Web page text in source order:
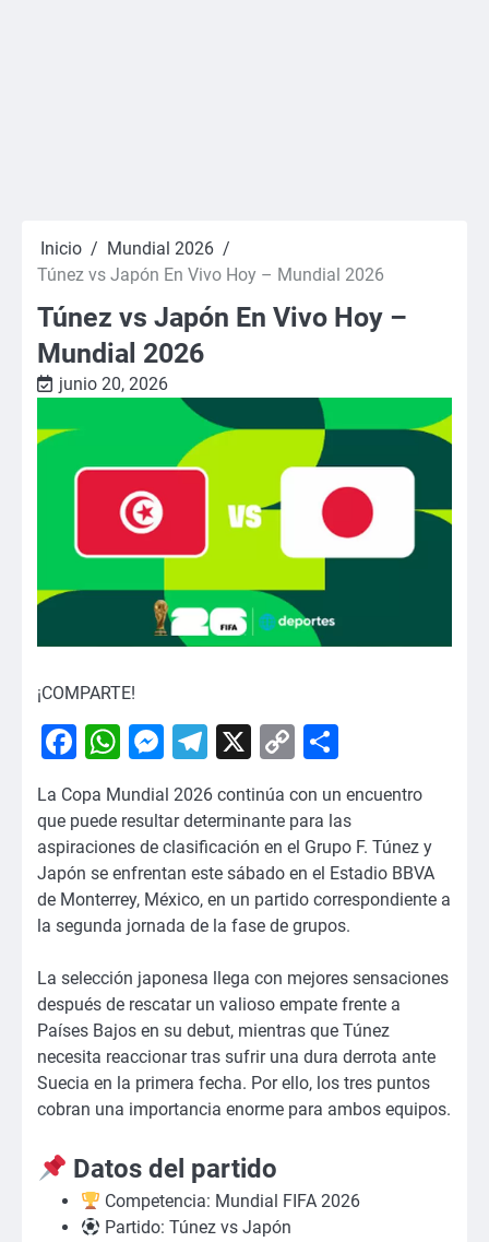
Inicio
Mundial 2026
Túnez vs Japón En Vivo Hoy – Mundial 2026
Túnez vs Japón En Vivo Hoy –
Mundial 2026
junio 20, 2026
¡COMPARTE!
Facebook
WhatsApp
Messenger
Telegram
X
Copy
La Copa Mundial 2026 continúa con un encuentro
que puede resultar determinante para las
aspiraciones de clasificación en el Grupo F. Túnez y
Japón se enfrentan este sábado en el Estadio BBVA
de Monterrey, México, en un partido correspondiente a
la segunda jornada de la fase de grupos.
La selección japonesa llega con mejores sensaciones
después de rescatar un valioso empate frente a
Países Bajos en su debut, mientras que Túnez
necesita reaccionar tras sufrir una dura derrota ante
Suecia en la primera fecha. Por ello, los tres puntos
cobran una importancia enorme para ambos equipos.
Datos del partido
Competencia: Mundial FIFA 2026
Partido: Túnez vs Japón